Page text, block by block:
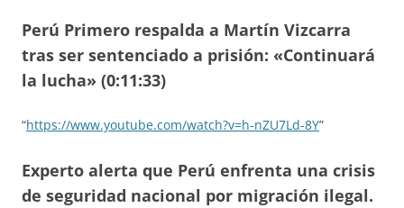
Perú Primero respalda a Martín Vizcarra
tras ser sentenciado a prisión: «Continuará
la lucha» (0:11:33)
“https://www.youtube.com/watch?v=h-nZU7Ld-8Y”
Experto alerta que Perú enfrenta una crisis
de seguridad nacional por migración ilegal.